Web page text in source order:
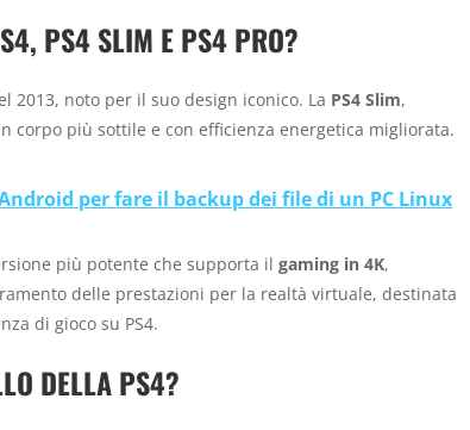
PS4 SLIM E PS4 PRO?
2013, noto per il suo design iconico. La PS4 Slim,
corpo più sottile e con efficienza energetica migliorata.
per fare il backup dei file di un PC Linux
più potente che supporta il gaming in 4K,
delle prestazioni per la realtà virtuale, destinata
di gioco su PS4.
DELLA PS4?